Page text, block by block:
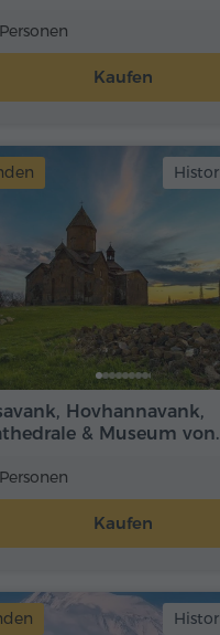
Kaufen
Hovhannavank,
& Museum
Kaufen